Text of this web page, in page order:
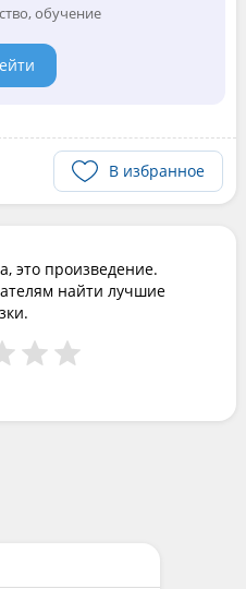
обучение
В избранное
это произведение.
найти лучшие